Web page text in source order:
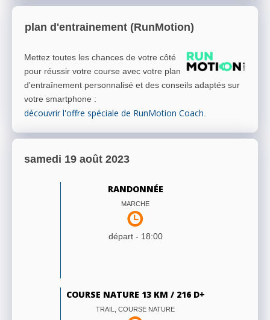
plan d'entrainement (RunMotion)
Mettez toutes les chances de votre côté
pour réussir votre course avec votre plan
d'entraînement personnalisé et des conseils adaptés sur
votre smartphone :
découvrir l'offre spéciale de RunMotion Coach
samedi 19 août 2023
RANDONNÉE
MARCHE
départ - 18:00
COURSE NATURE 13 KM / 216 D+
TRAIL, COURSE NATURE